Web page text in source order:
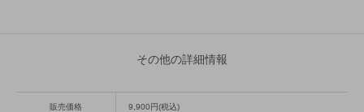
その他の詳細情報
販売価格 9,900円(税込)